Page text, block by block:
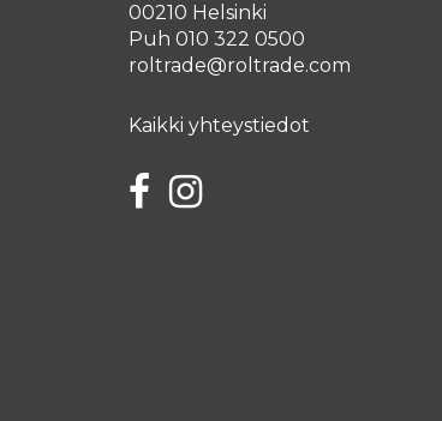
00210 Helsinki
Puh 010 322 0500
roltrade@roltrade.com
Kaikki yhteystiedot
FacebookInstagram